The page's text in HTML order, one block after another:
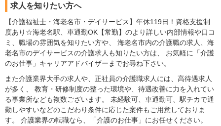
求人を知りたい方へ
【介護福祉士・海老名市・デイサービス】年休119日！資格支援制
度あり☆海老名駅、車通勤OK【常勤】のより詳しい内部情報や口コ
ミ、職場の雰囲気を知りたい方や、 海老名市内の介護職の求人、海
老名市のデイサービスの介護求人も知りたい方は、 お気軽に「介護
のお仕事」キャリアアドバイザーまでお尋ね下さい。
また介護業界大手の求人や、正社員の介護職求人には、高待遇求人
が多く、 教育・研修制度の整った環境や、待遇改善に力を入れてい
る事業所なども複数ございます。 未経験可、車通勤可、駅チカで通
勤しやすいなどのこだわり条件に応じた案件もご用意しておりま
す。 介護業界の転職なら、「介護のお仕事」にお任せください。